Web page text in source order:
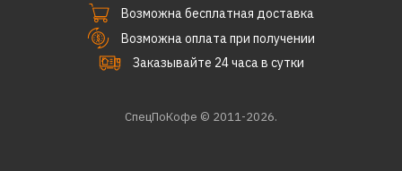
Возможна бесплатная доставка
Возможна оплата при получении
Заказывайте 24 часа в сутки
СпецПоКофе © 2011-2026.